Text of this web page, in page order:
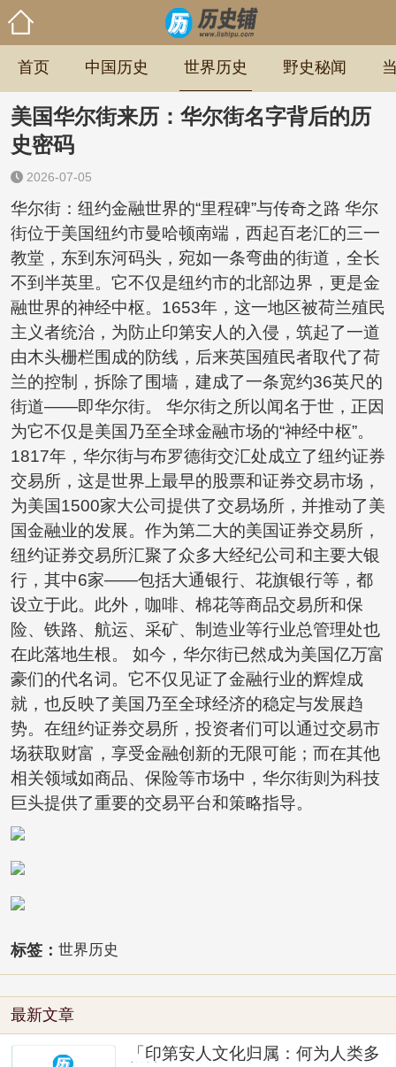
首页 中国历史 世界历史 野史秘闻
美国华尔街来历：华尔街名字背后的历
史密码
2026-07-05
华尔街：纽约金融世界的“里程碑”与传奇之路 华尔
街位于美国纽约市曼哈顿南端，西起百老汇的三一
教堂，东到东河码头，宛如一条弯曲的街道，全长
不到半英里。它不仅是纽约市的北部边界，更是金
融世界的神经中枢。1653年，这一地区被荷兰殖民
主义者统治，为防止印第安人的入侵，筑起了一道
由木头栅栏围成的防线，后来英国殖民者取代了荷
兰的控制，拆除了围墙，建成了一条宽约36英尺的
街道——即华尔街。 华尔街之所以闻名于世，正因
为它不仅是美国乃至全球金融市场的“神经中枢”。
1817年，华尔街与布罗德街交汇处成立了纽约证券
交易所，这是世界上最早的股票和证券交易市场，
为美国1500家大公司提供了交易场所，并推动了美
国金融业的发展。作为第二大的美国证券交易所，
纽约证券交易所汇聚了众多大经纪公司和主要大银
行，其中6家——包括大通银行、花旗银行等，都
设立于此。此外，咖啡、棉花等商品交易所和保
险、铁路、航运、采矿、制造业等行业总管理处也
在此落地生根。 如今，华尔街已然成为美国亿万富
豪们的代名词。它不仅见证了金融行业的辉煌成
就，也反映了美国乃至全球经济的稳定与发展趋
势。在纽约证券交易所，投资者们可以通过交易市
场获取财富，享受金融创新的无限可能；而在其他
相关领域如商品、保险等市场中，华尔街则为科技
巨头提供了重要的交易平台和策略指导。
标签： 世界历史
最新文章
「印第安人文化归属：何为人类多